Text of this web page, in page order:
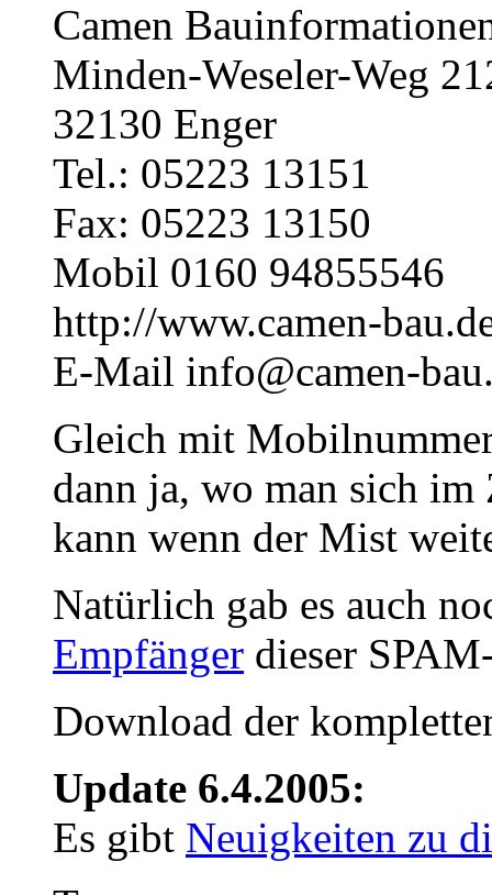
Camen
Minden-Weseler-Weg
32130 Enger
Tel.: 05223 13151
Fax: 05223 13150
Mobil 0160 94855546
http://www.camen-
E-Mail info@camen-
Gleich mit
dann ja, wo man sich
kann wenn der Mist
Natürlich gab es auch
Empfänger dieser
Download der
Update 6.4.2005:
Es gibt Neuigkeiten zu